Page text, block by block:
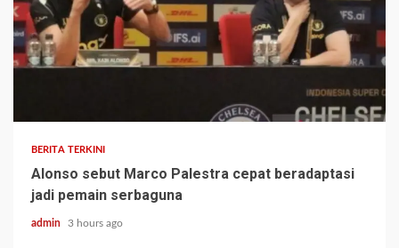
BERITA TERKINI
Alonso sebut Marco Palestra cepat beradaptasi
jadi pemain serbaguna
admin 3 hours ago